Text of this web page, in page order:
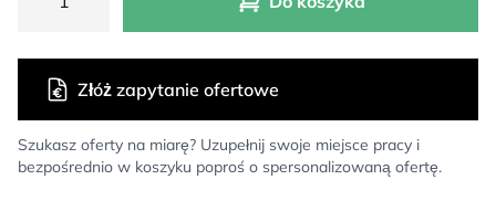
Szukasz oferty na miarę? Uzupełnij swoje miejsce pracy i
bezpośrednio w koszyku poproś o spersonalizowaną ofertę.
Złóż zapytanie ofertowe